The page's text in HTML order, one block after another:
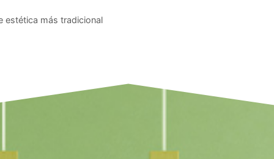
estética más tradicional